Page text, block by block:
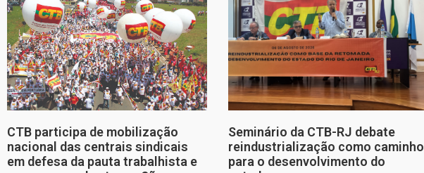
CTB participa de mobilização
nacional das centrais sindicais
em defesa da pauta trabalhista e
Seminário da CTB-RJ debate
reindustrialização como caminho
para o desenvolvimento do